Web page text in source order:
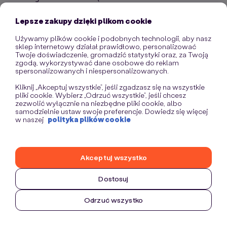
Lepsze zakupy dzięki plikom cookie
Używamy plików cookie i podobnych technologii, aby nasz
sklep internetowy działał prawidłowo, personalizować
Twoje doświadczenie, gromadzić statystyki oraz, za Twoją
zgodą, wykorzystywać dane osobowe do reklam
spersonalizowanych i niespersonalizowanych.
Kliknij „Akceptuj wszystkie”, jeśli zgadzasz się na wszystkie
pliki cookie. Wybierz „Odrzuć wszystkie”, jeśli chcesz
zezwolić wyłącznie na niezbędne pliki cookie, albo
samodzielnie ustaw swoje preferencje. Dowiedz się więcej
w naszej polityka plików cookie
Dostosuj
Odrzuć wszystko
Akceptuj wszystko